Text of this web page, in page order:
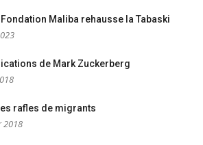
Fondation Maliba rehausse la Tabaski
de Mark Zuckerberg
rafles de migrants
2018